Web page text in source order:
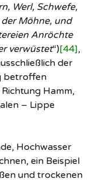
Werl, Schwefe,
Möhne, und
Anröchte
verwüstet“)[44],
der
betroffen
Hamm,
– Lippe
Hochwasser
ein Beispiel
und trockenen